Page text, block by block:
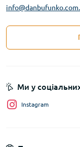
Ми у
Instagram